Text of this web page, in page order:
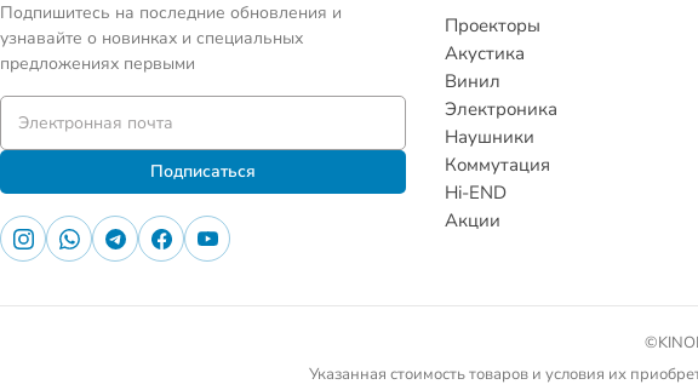
Подпишитесь на последние обновления и
узнавайте о новинках и специальных
предложениях первыми
Подписаться
Проекторы
Акустика
Винил
Электроника
Наушники
Коммутация
Hi-END
Акции
Указанная стоимость товаров и условия их